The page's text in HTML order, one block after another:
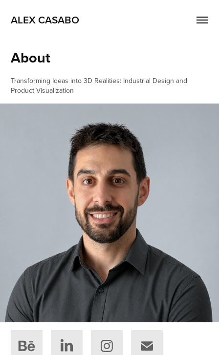
ALEX CASABO
About
Transforming Ideas into 3D Realities: Industrial Design and
Product Visualization